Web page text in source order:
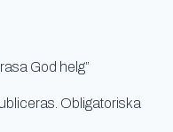
God helg”
Obligatoriska